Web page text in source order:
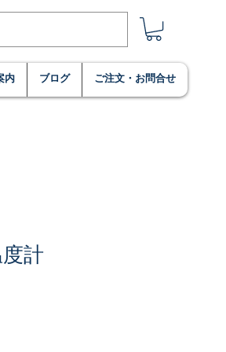
内 ブログ ご注文・お問合せ
計